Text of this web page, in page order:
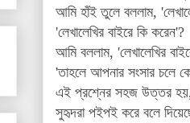
আমি হাঁই তুলে বললাম,
'লেখালেখির বাইরে কি করেন'?
আমি বললাম, 'লেখালেখির
'তাহলে আপনার সংসার চলে
এই প্রশ্নের সহজ উত্তর হয়,
সুহৃদরা পইপই করে বলে